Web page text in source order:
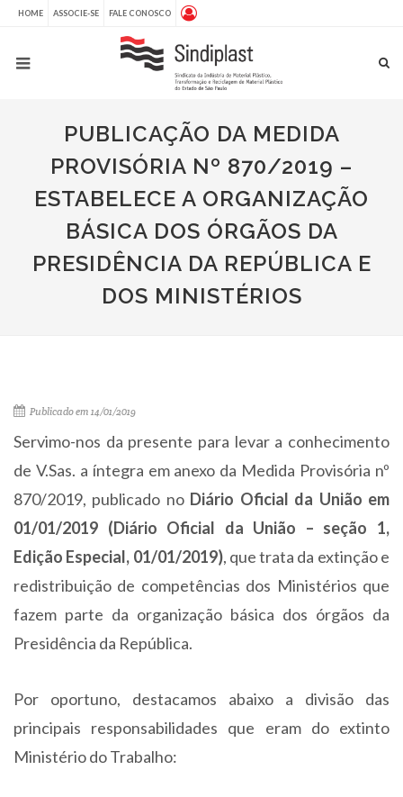
HOME ASSOCIE-SE FALE CONOSCO
PUBLICAÇÃO DA MEDIDA
PROVISÓRIA Nº 870/2019 –
ESTABELECE A ORGANIZAÇÃO
BÁSICA DOS ÓRGÃOS DA
PRESIDÊNCIA DA REPÚBLICA E
DOS MINISTÉRIOS
Publicado em 14/01/2019
Servimo-nos da presente para levar a conhecimento
de V.Sas. a íntegra em anexo da Medida Provisória nº
870/2019, publicado no Diário Oficial da União em
01/01/2019 (Diário Oficial da União – seção 1,
Edição Especial, 01/01/2019), que trata da extinção e
redistribuição de competências dos Ministérios que
fazem parte da organização básica dos órgãos da
Presidência da República.
Por oportuno, destacamos abaixo a divisão das
principais responsabilidades que eram do extinto
Ministério do Trabalho: